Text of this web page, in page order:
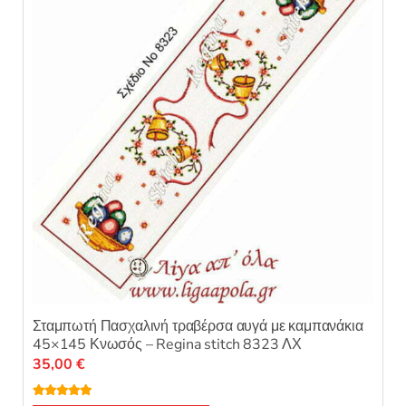
επιλεγούν
στη
σελίδα
του
προϊόντος
Σταμπωτή Πασχαλινή τραβέρσα αυγά με καμπανάκια
45×145 Κνωσός – Regina stitch 8323 ΛΧ
35,00 €